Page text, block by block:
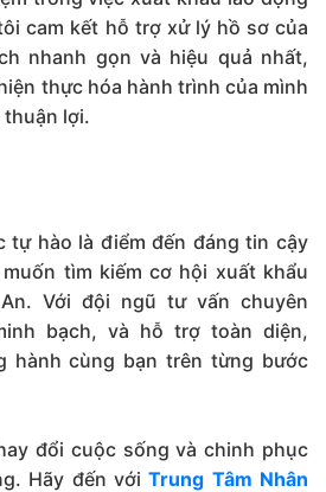
cam kết hỗ trợ xử lý hồ sơ của
nhanh gọn và hiệu quả nhất,
thực hóa hành trình của mình
thuận lợi.
tự hào là điểm đến đáng tin cậy
tìm kiếm cơ hội xuất khẩu
Với đội ngũ tư vấn chuyên
bạch, và hỗ trợ toàn diện,
hành cùng bạn trên từng bước
đổi cuộc sống và chinh phục
Hãy đến vớiTrung Tâm Nhân